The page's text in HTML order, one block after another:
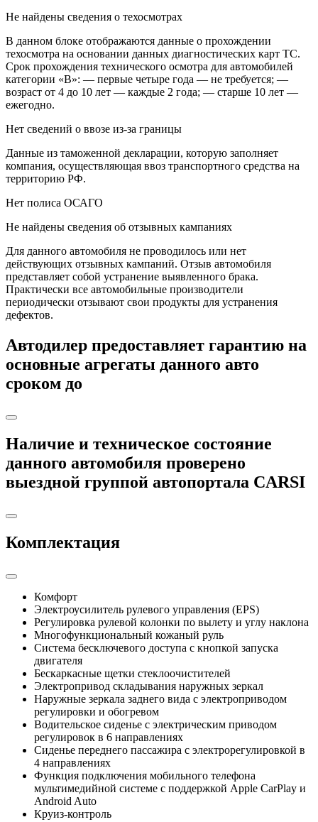
Не найдены сведения о техосмотрах
В данном блоке отображаются данные о прохождении
техосмотра на основании данных диагностических карт ТС.
Срок прохождения технического осмотра для автомобилей
категории «B»: — первые четыре года — не требуется; —
возраст от 4 до 10 лет — каждые 2 года; — старше 10 лет —
ежегодно.
Нет сведений о ввозе из-за границы
Данные из таможенной декларации, которую заполняет
компания, осуществляющая ввоз транспортного средства на
территорию РФ.
Нет полиса ОСАГО
Не найдены сведения об отзывных кампаниях
Для данного автомобиля не проводилось или нет
действующих отзывных кампаний. Отзыв автомобиля
представляет собой устранение выявленного брака.
Практически все автомобильные производители
периодически отзывают свои продукты для устранения
дефектов.
Автодилер предоставляет гарантию на
основные агрегаты данного авто
сроком до
Наличие и техническое состояние
данного автомобиля проверено
выездной группой автопортала CARSI
Комплектация
Комфорт
Электроусилитель рулевого управления (EPS)
Регулировка рулевой колонки по вылету и углу наклона
Многофункциональный кожаный руль
Система бесключевого доступа с кнопкой запуска
двигателя
Бескаркасные щетки стеклоочистителей
Электропривод складывания наружных зеркал
Наружные зеркала заднего вида с электроприводом
регулировки и обогревом
Водительское сиденье с электрическим приводом
регулировок в 6 направлениях
Сиденье переднего пассажира с электрорегулировкой в
4 направлениях
Функция подключения мобильного телефона
мультимедийной системе с поддержкой Apple CarPlay и
Android Auto
Круиз-контроль